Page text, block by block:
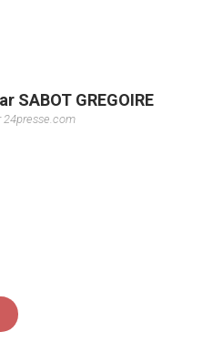
SABOT GREGOIRE
24presse.com